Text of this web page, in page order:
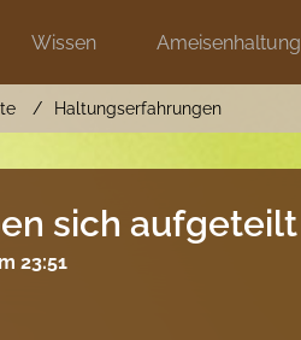
Wissen Ameisenhaltung
Haltungserfahrungen
sich aufgeteilt
23:51